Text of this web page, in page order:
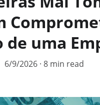
de uma
6/9/2026 8 min read